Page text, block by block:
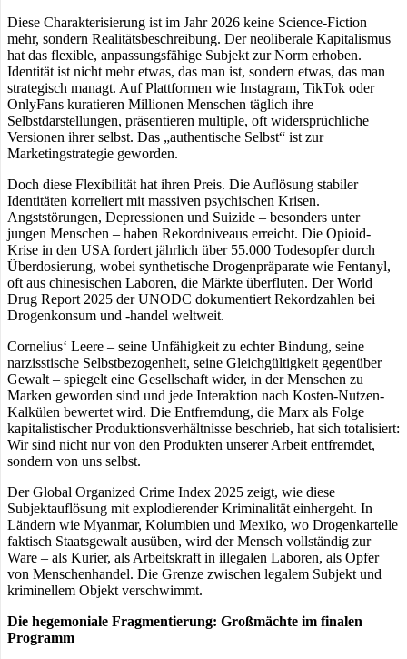
Diese Charakterisierung ist im Jahr 2026 keine Science-Fiction
mehr, sondern Realitätsbeschreibung. Der neoliberale Kapitalismus
hat das flexible, anpassungsfähige Subjekt zur Norm erhoben.
Identität ist nicht mehr etwas, das man ist, sondern etwas, das man
strategisch managt. Auf Plattformen wie Instagram, TikTok oder
OnlyFans kuratieren Millionen Menschen täglich ihre
Selbstdarstellungen, präsentieren multiple, oft widersprüchliche
Versionen ihrer selbst. Das „authentische Selbst“ ist zur
Marketingstrategie geworden.
Doch diese Flexibilität hat ihren Preis. Die Auflösung stabiler
Identitäten korreliert mit massiven psychischen Krisen.
Angststörungen, Depressionen und Suizide – besonders unter
jungen Menschen – haben Rekordniveaus erreicht. Die Opioid-
Krise in den USA fordert jährlich über 55.000 Todesopfer durch
Überdosierung, wobei synthetische Drogenpräparate wie Fentanyl,
oft aus chinesischen Laboren, die Märkte überfluten. Der World
Drug Report 2025 der UNODC dokumentiert Rekordzahlen bei
Drogenkonsum und -handel weltweit.
Cornelius‘ Leere – seine Unfähigkeit zu echter Bindung, seine
narzisstische Selbstbezogenheit, seine Gleichgültigkeit gegenüber
Gewalt – spiegelt eine Gesellschaft wider, in der Menschen zu
Marken geworden sind und jede Interaktion nach Kosten-Nutzen-
Kalkülen bewertet wird. Die Entfremdung, die Marx als Folge
kapitalistischer Produktionsverhältnisse beschrieb, hat sich totalisiert:
Wir sind nicht nur von den Produkten unserer Arbeit entfremdet,
sondern von uns selbst.
Der Global Organized Crime Index 2025 zeigt, wie diese
Subjektauflösung mit explodierender Kriminalität einhergeht. In
Ländern wie Myanmar, Kolumbien und Mexiko, wo Drogenkartelle
faktisch Staatsgewalt ausüben, wird der Mensch vollständig zur
Ware – als Kurier, als Arbeitskraft in illegalen Laboren, als Opfer
von Menschenhandel. Die Grenze zwischen legalem Subjekt und
kriminellem Objekt verschwimmt.
Die hegemoniale Fragmentierung: Großmächte im finalen
Programm